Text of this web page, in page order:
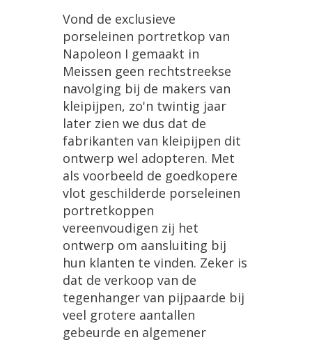
Vond de exclusieve
porseleinen portretkop van
Napoleon I gemaakt in
Meissen geen rechtstreekse
navolging bij de makers van
kleipijpen, zo'n twintig jaar
later zien we dus dat de
fabrikanten van kleipijpen dit
ontwerp wel adopteren. Met
als voorbeeld de goedkopere
vlot geschilderde porseleinen
portretkoppen
vereenvoudigen zij het
ontwerp om aansluiting bij
hun klanten te vinden. Zeker is
dat de verkoop van de
tegenhanger van pijpaarde bij
veel grotere aantallen
gebeurde en algemener